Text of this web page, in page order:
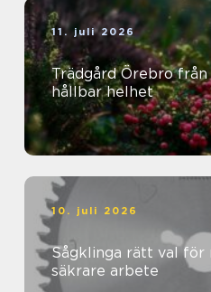
11. juli 2026
Trädgård Örebro från vardagsrum ute till
hållbar helhet
10. juli 2026
Sågklinga rätt val för renare snitt och
säkrare arbete